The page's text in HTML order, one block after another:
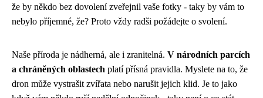
že by někdo bez dovolení zveřejnil vaše fotky - taky by vám to
nebylo příjemné, že? Proto vždy radši požádejte o svolení.
Naše příroda je nádherná, ale i zranitelná. V národních parcích
a chráněných oblastech platí přísná pravidla. Myslete na to, že
dron může vystrašit zvířata nebo narušit jejich klid. Je to jako